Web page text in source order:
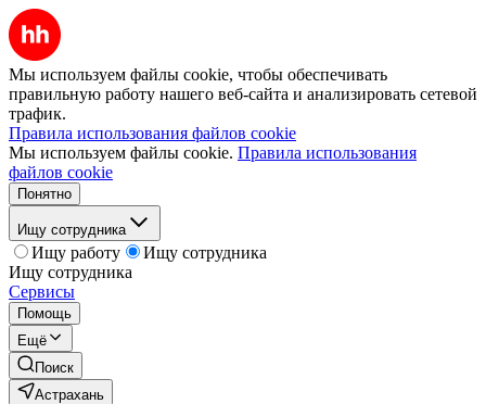
Мы используем файлы cookie, чтобы обеспечивать
правильную работу нашего веб-сайта и анализировать сетевой
трафик.
Правила использования файлов cookie
Мы используем файлы cookie. Правила использования
файлов cookie
Понятно
Ищу сотрудника
Ищу работу
Ищу сотрудника
Ищу сотрудника
Сервисы
Помощь
Ещё
Поиск
Астрахань